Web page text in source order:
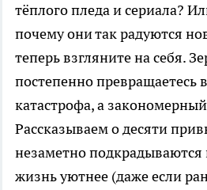
тёплого пледа и сериала?
почему они так радуются
теперь взгляните на себя.
постепенно превращаетесь
катастрофа, а
Рассказываем о десяти
незаметно подкрадываются
жизнь уютнее (даже если